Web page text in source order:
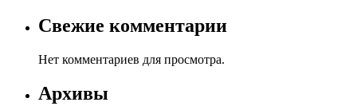
Свежие комментарии
Нет комментариев для просмотра.
Архивы